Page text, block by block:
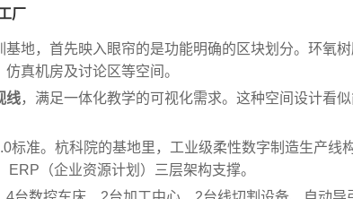
厂
地，首先映入眼帘的是功能明确的区块划分。环氧
真机房及讨论区等空间。
线，满足一体化教学的可视化需求。这种空间设计看
标准。杭科院的基地里，工业级柔性数字制造生产
（企业资源计划）三层架构支撑。